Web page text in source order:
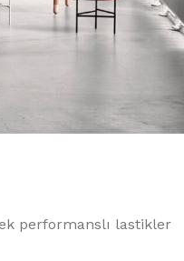
performanslı lastikler